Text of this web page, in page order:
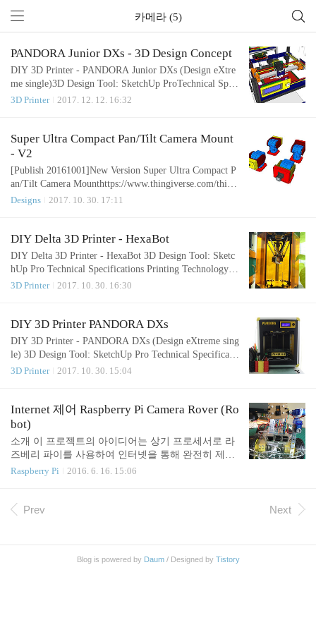
카메라 (5)
PANDORA Junior DXs - 3D Design Concept
DIY 3D Printer - PANDORA Junior DXs (Design eXtre
me single)3D Design Tool: SketchUp ProTechnical Spec
ificationsPrintingTechnology: FFF(Fused Filament Fabri
ns Filament: ABS or PLA, Nyron, HIPS, PVA... 1.75 m
m diameter Nozzle Diameter: 0.4 mm (0.2mm, 0.3mm,
0.8mm) Print File Type: .Code, .STL La..
3D Printer 2017. 12. 12. 16:32
Super Ultra Compact Pan/Tilt Camera Mount
- V2
[Publish 20161001]New Version Super Ultra Compact P
an/Tilt Camera Mounthttps://www.thingiverse.com/thin
g:1799905Old Versions: V1https://www.thingiverse.com/
ull range motion with two micro servos. The pan-tilt can
rotate roughly 180° from side-to-side and can tilt up&do
wnwards around 1..
Designs 2017. 10. 30. 17:11
DIY Delta 3D Printer - HexaBot
DIY Delta 3D Printer - HexaBot 3D Design Tool: Sketc
hUp Pro Technical Specifications Printing Technology:
FFF(Fused Filament Fabrication) / Delta Build Volume:
A, Nyron, HIPS, PVA... 1.75 mm diameter Nozzle Dia
meter: 0.4 mm (0.2mm, 0.3mm, 0.8mm) Print File Typ
e: .Gcode, .STL Layer Resolutions: F..
3D Printer 2017. 10. 30. 16:30
DIY 3D Printer PANDORA DXs
DIY 3D Printer - PANDORA DXs (Design eXtreme sing
le) 3D Design Tool: SketchUp Pro Technical Specificati
ons Printing Technology: FFF(Fused Filament Fabricatio
ns Filament: ABS or PLA, Nyron, HIPS, PVA... 1.75 m
m diameter Nozzle Diameter: 0.4 mm (0.2mm, 0.3mm,
0.8mm) Print File Type: .Gcode, .STL L..
3D Printer 2017. 10. 30. 15:04
Internet 제어 Raspberry Pi Camera Rover (Ro
bot)
소개 이 프로젝트의 아이디어는 상기 프로세서로 라
즈베리 파이를 사용하여 인터넷을 통해 완전히 제어
로봇을 생성하는 것이다. 로봇은 HTML로 작성된 웹
면 파이썬 같은 고급 언어를 사용하는 사실은, 로봇
이 프로젝트는 두 부분으로 분할하고, 배울 것 1 부에
Raspberry Pi 2016. 6. 16. 15:06
Prev Next
Blog is powered by Daum/ Designed by Tistory